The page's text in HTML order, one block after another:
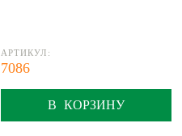
АРТИКУЛ:
7086
В КОРЗИНУ